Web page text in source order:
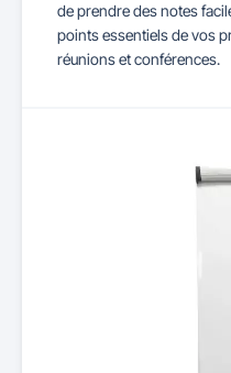
de prendre des notes
points essentiels de vos
réunions et conférences.